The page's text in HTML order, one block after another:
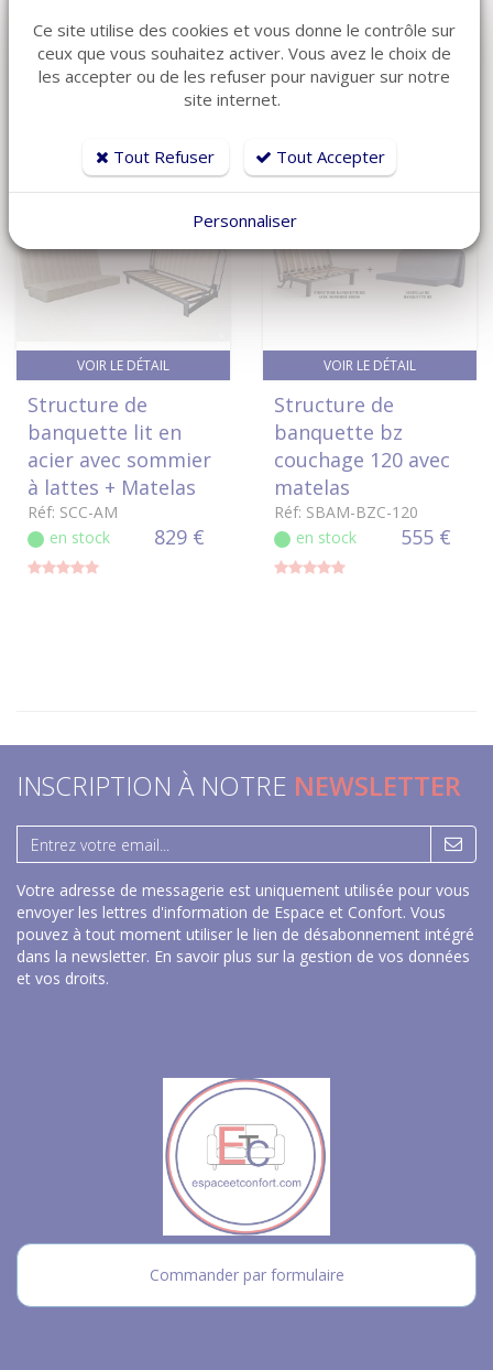
Réf: SB-BZ140-MAT12
en stock
555 €
en stock
764 €
VOIR LE DÉTAIL
Structure de
banquette lit en
acier avec sommier
à lattes + Matelas
Réf: SCC-AM
en stock
829 €
VOIR LE DÉTAIL
Structure de
banquette bz
couchage 120 avec
matelas
Réf: SBAM-BZC-120
en stock
555 €
INSCRIPTION À NOTRE NEWSLETTER
Votre adresse de messagerie est uniquement utilisée pour vous
envoyer les lettres d'information de Espace et Confort. Vous
pouvez à tout moment utiliser le lien de désabonnement intégré
dans la newsletter. En savoir plus sur la gestion de vos données
et vos droits.
Commander par formulaire
Ce site utilise des cookies et vous donne le contrôle sur
ceux que vous souhaitez activer. Vous avez le choix de
les accepter ou de les refuser pour naviguer sur notre
site internet.
Tout Refuser Tout Accepter
Personnaliser